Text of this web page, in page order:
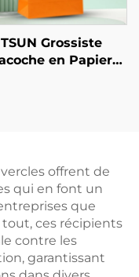
TSUN Grossiste
en Papier
Conditionnement
Artisanat
offrent de
qui en font un
que
ces récipients
contre les
garantissant